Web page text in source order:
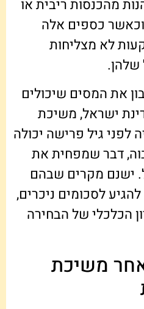
מהכנסות ריבית או
כספים אלה
לא מצליחות
שלהן.
את המסים שיכולים
ישראל, משיכת
לפני גיל פרישה יכולה
דבר שמפחית את
ישנם מקרים שבהם
לסכומים ניכרים,
הכלכלי של הבחירה
משיכת